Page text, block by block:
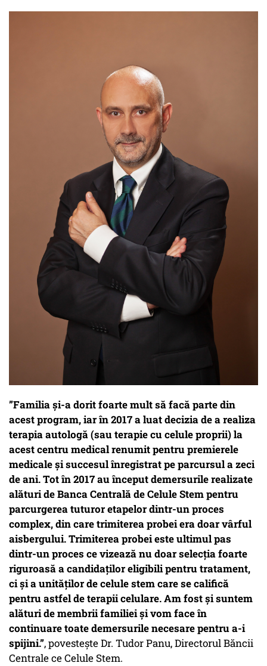
”Familia și-a dorit foarte mult să facă parte din
acest program, iar în 2017 a luat decizia de a realiza
terapia autologă (sau terapie cu celule proprii) la
acest centru medical renumit pentru premierele
medicale și succesul înregistrat pe parcursul a zeci
de ani. Tot în 2017 au început demersurile realizate
alături de Banca Centrală de Celule Stem pentru
parcurgerea tuturor etapelor dintr-un proces
complex, din care trimiterea probei era doar vârful
aisbergului. Trimiterea probei este ultimul pas
dintr-un proces ce vizează nu doar selecția foarte
riguroasă a candidaților eligibili pentru tratament,
ci și a unităților de celule stem care se califică
pentru astfel de terapii celulare. Am fost și suntem
alături de membrii familiei și vom face în
continuare toate demersurile necesare pentru a-i
spijini.”, povestește Dr. Tudor Panu, Directorul Băncii
Centrale ce Celule Stem.